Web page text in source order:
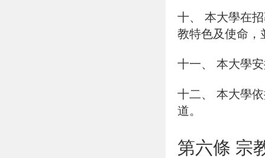
十、
本大學在
教特色及使命，
十一、 本大學
十二、
本大學
道。
第六條 宗